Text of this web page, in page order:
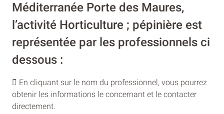
Méditerranée Porte des Maures,
l’activité Horticulture ; pépinière est
représentée par les professionnels ci
dessous :
En cliquant sur le nom du professionnel, vous pourrez
obtenir les informations le concernant et le contacter
directement.